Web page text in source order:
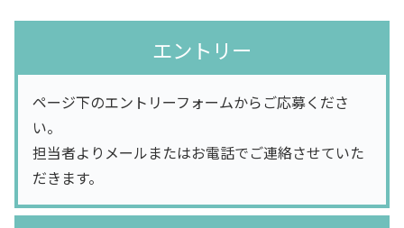
エントリー
ページ下のエントリーフォームからご応募くださ
い。
担当者よりメールまたはお電話でご連絡させていた
だきます。